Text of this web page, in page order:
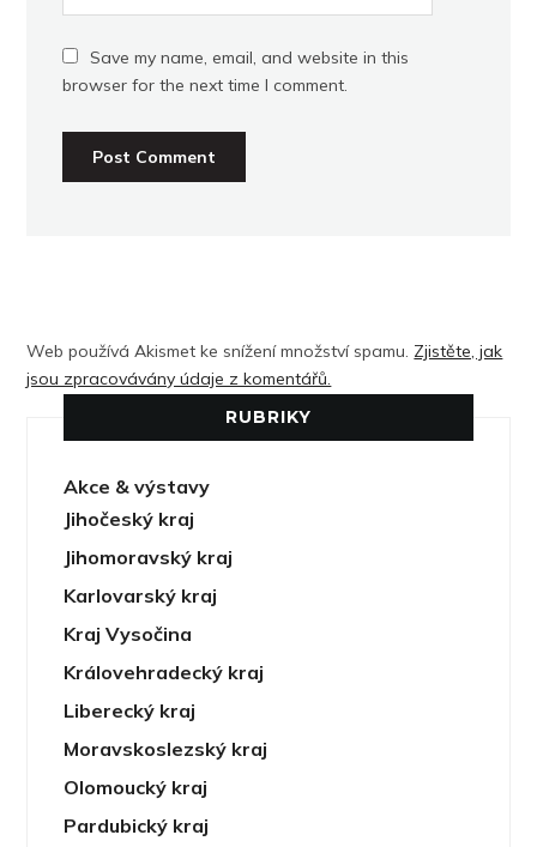
Save my name, email, and website in this
browser for the next time I comment.
Web používá Akismet ke snížení množství spamu. Zjistěte, jak
jsou zpracovávány údaje z komentářů.
RUBRIKY
Akce & výstavy
Jihočeský kraj
Jihomoravský kraj
Karlovarský kraj
Kraj Vysočina
Královehradecký kraj
Liberecký kraj
Moravskoslezský kraj
Olomoucký kraj
Pardubický kraj